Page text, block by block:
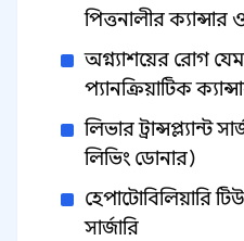
পিত্তনালীর ক্যান্সার
অগ্ন্যাশয়ের রোগ
প্যানক্রিয়াটিক
লিভার ট্রান্সপ্ল্যান্ট
লিভিং ডোনার)
হেপাটোবিলিয়ারি
সার্জারি